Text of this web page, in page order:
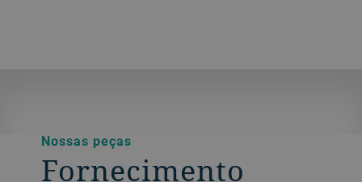
Nossas peças
Fornecimento